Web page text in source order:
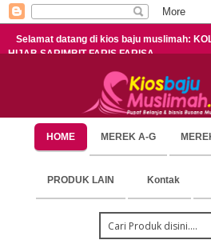
Selamat datang di kios baju muslimah:
HIJAB SARIMBIT FARIS FARISA
HOME MEREK A-G
PRODUK LAIN Kontak